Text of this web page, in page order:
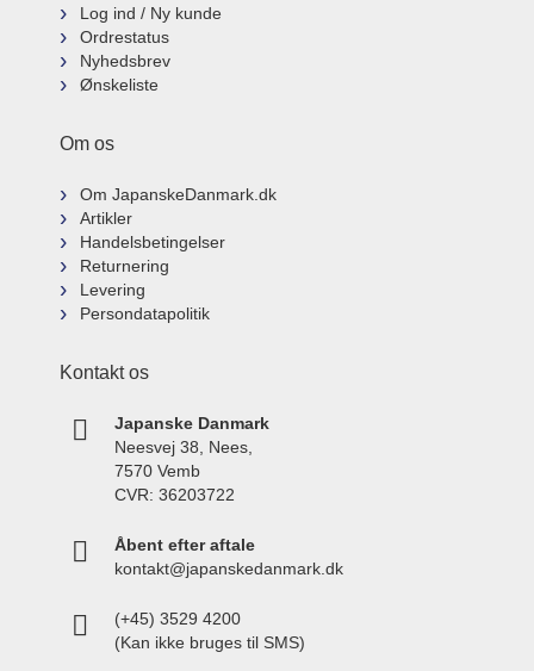
Log ind / Ny kunde
Ordrestatus
Nyhedsbrev
Ønskeliste
Om os
Om JapanskeDanmark.dk
Artikler
Handelsbetingelser
Returnering
Levering
Persondatapolitik
Kontakt os
Japanske Danmark
Neesvej 38, Nees,
7570 Vemb
CVR: 36203722
Åbent efter aftale
kontakt@japanskedanmark.dk
(+45) 3529 4200
(Kan ikke bruges til SMS)